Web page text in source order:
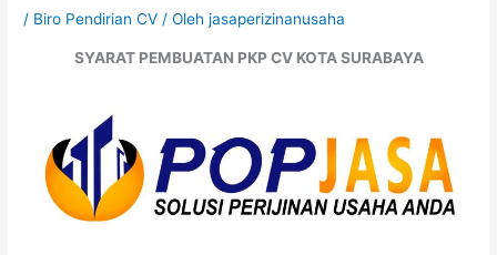
/ Biro Pendirian CV / Olehjasaperizinanusaha
SYARAT PEMBUATAN PKP CV KOTA SURABAYA